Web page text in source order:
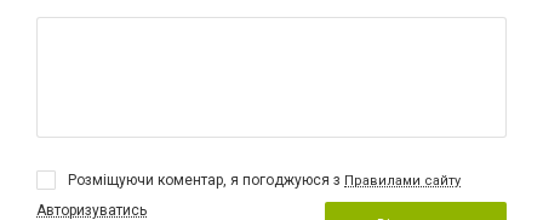
Розміщуючи коментар, я погоджуюся з Правилами сайту
Авторизуватись